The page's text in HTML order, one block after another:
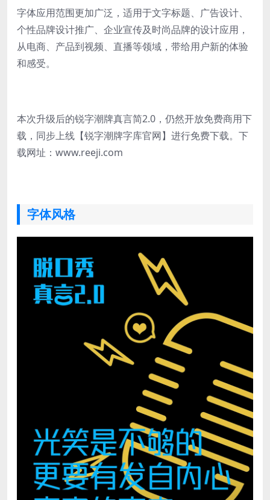
字体应用范围更加广泛，适用于文字标题、广告设计、
个性品牌设计推广、企业宣传及时尚品牌的设计应用，
从电商、产品到视频、直播等领域，带给用户新的体验
和感受。
本次升级后的锐字潮牌真言简2.0，仍然开放免费商用下
载，同步上线【锐字潮牌字库官网】进行免费下载。下
载网址：www.reeji.com
字体风格